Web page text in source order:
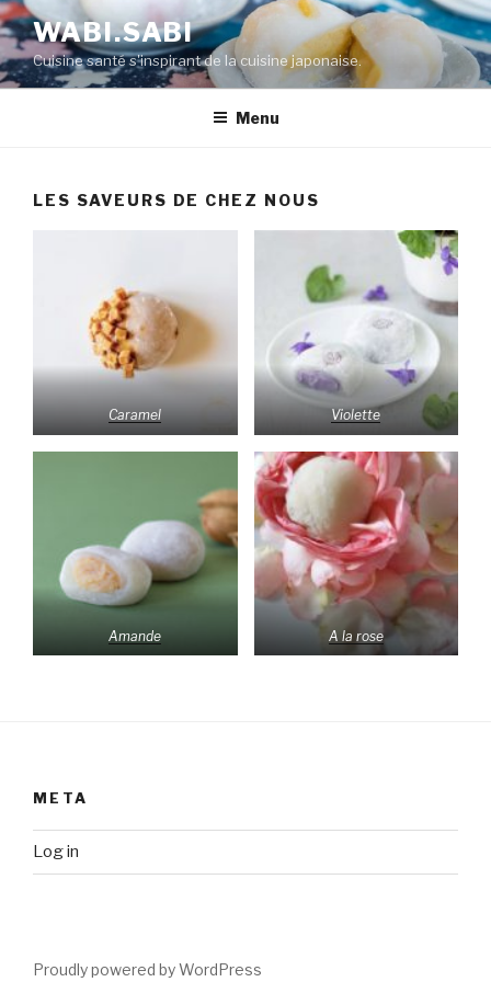
WABI.SABI
Cuisine santé s'inspirant de la cuisine japonaise.
Menu
LES SAVEURS DE CHEZ NOUS
Caramel Violette
Amande A la rose
META
Log in
Proudly powered by WordPress